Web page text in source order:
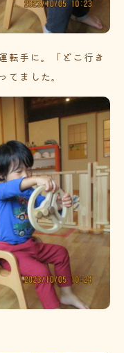
転手に。「どこ行き
てました。